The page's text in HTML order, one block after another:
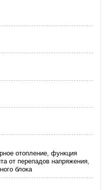
отопление, функция
от перепадов напряжения,
блока